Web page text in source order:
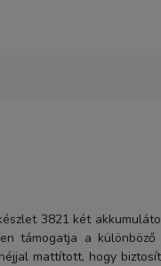
3821 két
támogatja a különböző
mattított, hogy